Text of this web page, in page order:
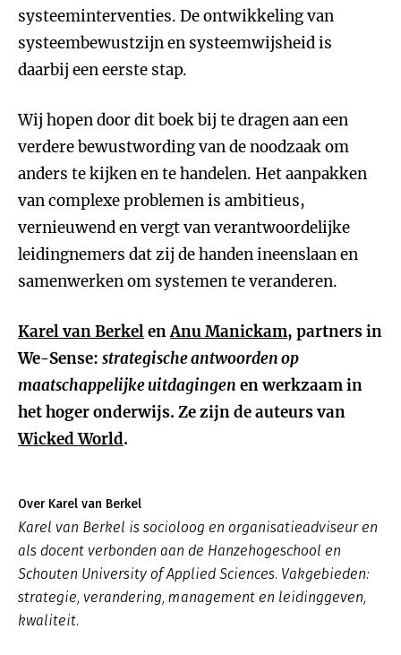
systeeminterventies. De ontwikkeling van
systeembewustzijn en systeemwijsheid is
daarbij een eerste stap.
Wij hopen door dit boek bij te dragen aan een
verdere bewustwording van de noodzaak om
anders te kijken en te handelen. Het aanpakken
van complexe problemen is ambitieus,
vernieuwend en vergt van verantwoordelijke
leidingnemers dat zij de handen ineenslaan en
samenwerken om systemen te veranderen.
Karel van BerkelenAnu Manickam, partners in
We-Sense: strategische antwoorden op
maatschappelijke uitdagingen en werkzaam in
het hoger onderwijs. Ze zijn de auteurs van
Wicked World.
Over Karel van Berkel
Karel van Berkel is socioloog en organisatieadviseur en
als docent verbonden aan de Hanzehogeschool en
Schouten University of Applied Sciences. Vakgebieden:
strategie, verandering, management en leidinggeven,
kwaliteit.